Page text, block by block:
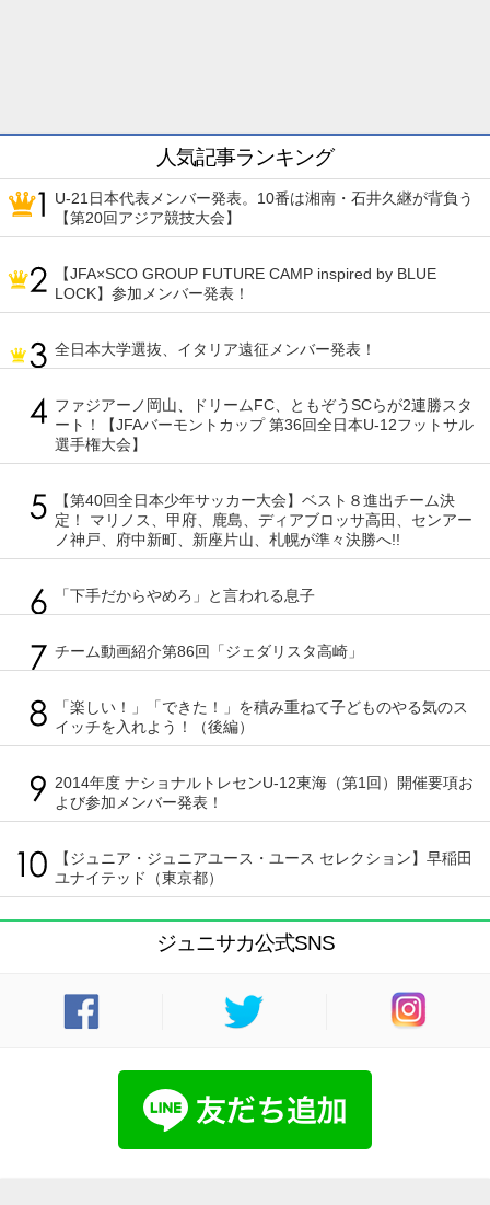
人気記事ランキング
U-21日本代表メンバー発表。10番は湘南・石井久継が背負う
【第20回アジア競技大会】
【JFA×SCO GROUP FUTURE CAMP inspired by BLUE
LOCK】参加メンバー発表！
全日本大学選抜、イタリア遠征メンバー発表！
ファジアーノ岡山、ドリームFC、ともぞうSCらが2連勝スタ
ート！【JFAバーモントカップ 第36回全日本U-12フットサル
選手権大会】
【第40回全日本少年サッカー大会】ベスト８進出チーム決
定！ マリノス、甲府、鹿島、ディアブロッサ高田、センアー
ノ神戸、府中新町、新座片山、札幌が準々決勝へ!!
「下手だからやめろ」と言われる息子
チーム動画紹介第86回「ジェダリスタ高崎」
「楽しい！」「できた！」を積み重ねて子どものやる気のス
イッチを入れよう！（後編）
2014年度 ナショナルトレセンU-12東海（第1回）開催要項お
よび参加メンバー発表！
【ジュニア・ジュニアユース・ユース セレクション】早稲田
ユナイテッド（東京都）
ジュニサカ公式SNS